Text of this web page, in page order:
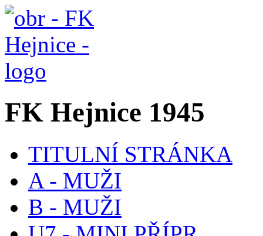
FK Hejnice 1945
TITULNÍ STRÁNKA
A - MUŽI
B - MUŽI